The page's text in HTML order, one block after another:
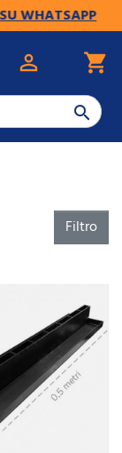

 shopping_cart
Filtro